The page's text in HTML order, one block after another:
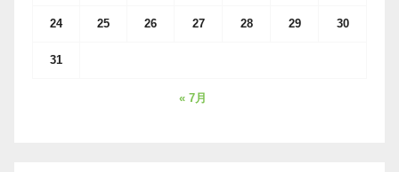
24 25 26 27 28 29 30
31
« 7月